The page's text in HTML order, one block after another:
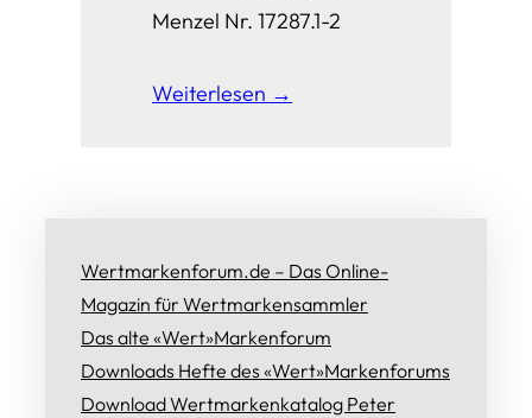
Menzel Nr. 17287.1-2
Weiterlesen →
Wertmarkenforum.de – Das Online-
Magazin für Wertmarkensammler
Das alte «Wert»Markenforum
Downloads Hefte des «Wert»Markenforums
Download Wertmarkenkatalog Peter